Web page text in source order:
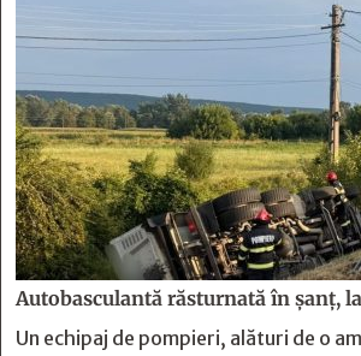
Autobasculantă răsturnată în șanț,
Un echipaj de pompieri, alături de o